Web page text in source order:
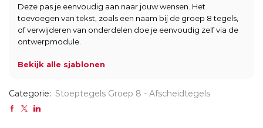
Deze pas je eenvoudig aan naar jouw wensen. Het
toevoegen van tekst, zoals een naam bij de groep 8 tegels,
of verwijderen van onderdelen doe je eenvoudig zelf via de
ontwerpmodule.
Bekijk alle sjablonen
Categorie: Stoeptegels Groep 8 - Afscheidtegels